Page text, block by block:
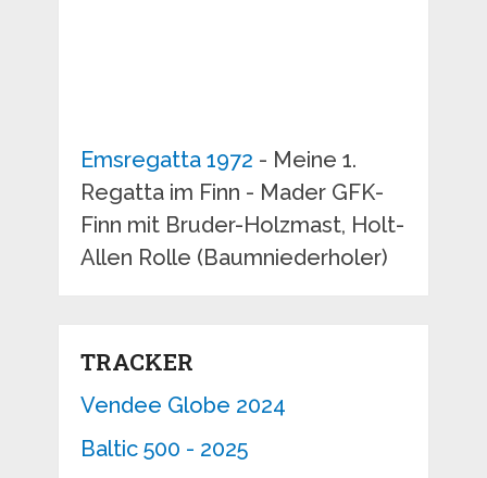
Emsregatta 1972 - Meine 1.
Regatta im Finn - Mader GFK-
Finn mit Bruder-Holzmast, Holt-
Allen Rolle (Baumniederholer)
TRACKER
Vendee Globe 2024
Baltic 500 - 2025